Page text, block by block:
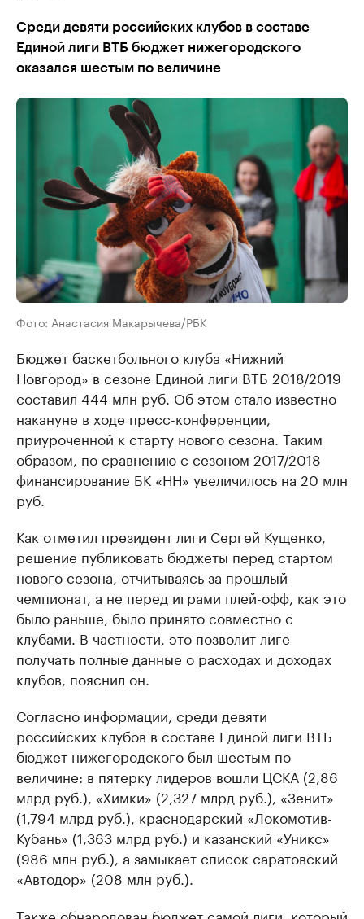
Среди девяти российских клубов в составе
Единой лиги ВТБ бюджет нижегородского
оказался шестым по величине
Фото: Анастасия Макарычева/РБК
Бюджет баскетбольного клуба «Нижний
Новгород» в сезоне Единой лиги ВТБ 2018/2019
составил 444 млн руб. Об этом стало известно
накануне в ходе пресс-конференции,
приуроченной к старту нового сезона. Таким
образом, по сравнению с сезоном 2017/2018
финансирование БК «НН» увеличилось на 20 млн
руб.
Как отметил президент лиги Сергей Кущенко,
решение публиковать бюджеты перед стартом
нового сезона, отчитываясь за прошлый
чемпионат, а не перед играми плей-офф, как это
было раньше, было принято совместно с
клубами. В частности, это позволит лиге
получать полные данные о расходах и доходах
клубов, пояснил он.
Согласно информации, среди девяти
российских клубов в составе Единой лиги ВТБ
бюджет нижегородского был шестым по
величине: в пятерку лидеров вошли ЦСКА (2,86
млрд руб.), «Химки» (2,327 млрд руб.), «Зенит»
(1,794 млрд руб.), краснодарский «Локомотив-
Кубань» (1,363 млрд руб.) и казанский «Уникс»
(986 млн руб.), а замыкает список саратовский
«Автодор» (208 млн руб.).
Также обнародован бюджет самой лиги, который